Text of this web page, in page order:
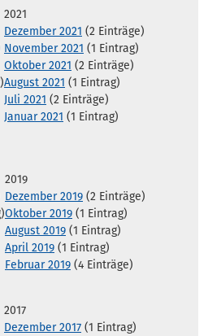
2021
Dezember 2021 (2 Einträge)
November 2021 (1 Eintrag)
Oktober 2021 (2 Einträge)
August 2021 (1 Eintrag)
Juli 2021 (2 Einträge)
Januar 2021 (1 Eintrag)
2019
Dezember 2019 (2 Einträge)
Oktober 2019 (1 Eintrag)
August 2019 (1 Eintrag)
April 2019 (1 Eintrag)
Februar 2019 (4 Einträge)
2017
Dezember 2017 (1 Eintrag)